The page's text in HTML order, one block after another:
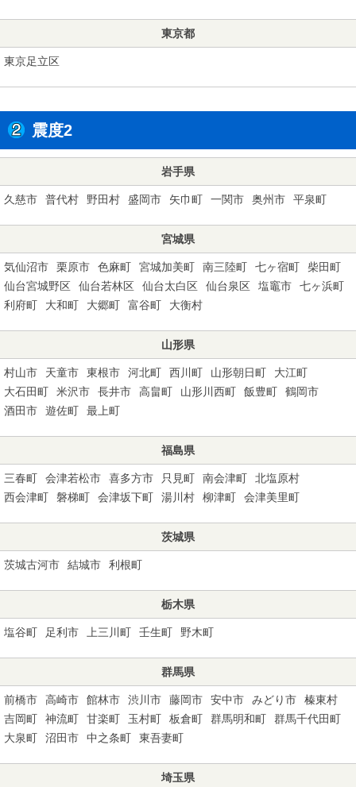
東京都
東京足立区
震度2
岩手県
久慈市 普代村 野田村 盛岡市 矢巾町 一関市 奥州市 平泉町
宮城県
気仙沼市 栗原市 色麻町 宮城加美町 南三陸町 七ヶ宿町
柴田町
仙台宮城野区
仙台若林区 仙台太白区 仙台泉区 塩竈市
七ヶ浜町
利府町
大和町 大郷町 富谷町 大衡村
山形県
村山市 天童市 東根市 河北町 西川町 山形朝日町
大江町
大石田町
米沢市 長井市 高畠町 山形川西町 飯豊町
鶴岡市
酒田市
遊佐町 最上町
福島県
三春町 会津若松市 喜多方市 只見町 南会津町
北塩原村
西会津町
磐梯町 会津坂下町 湯川村 柳津町 会津美里町
茨城県
茨城古河市 結城市 利根町
栃木県
塩谷町 足利市 上三川町 壬生町 野木町
群馬県
前橋市 高崎市 館林市 渋川市 藤岡市 安中市 みどり市
榛東村
吉岡町
神流町 甘楽町 玉村町 板倉町 群馬明和町
群馬千代田町
大泉町
沼田市 中之条町 東吾妻町
埼玉県